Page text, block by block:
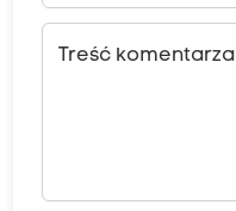
Treść komentarza